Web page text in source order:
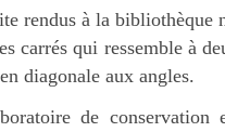
rendus à la
carrés qui ressemble à
diagonale aux angles.
de conservation